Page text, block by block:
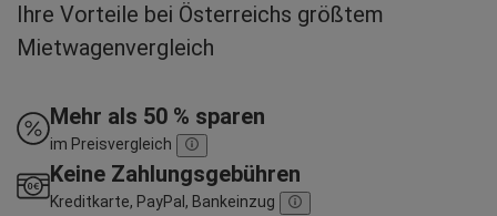
Ihre Vorteile bei Österreichs größtem
Mietwagenvergleich
Mehr als 50 % sparen
im Preisvergleich
Keine Zahlungsgebühren
Kreditkarte, PayPal, Bankeinzug